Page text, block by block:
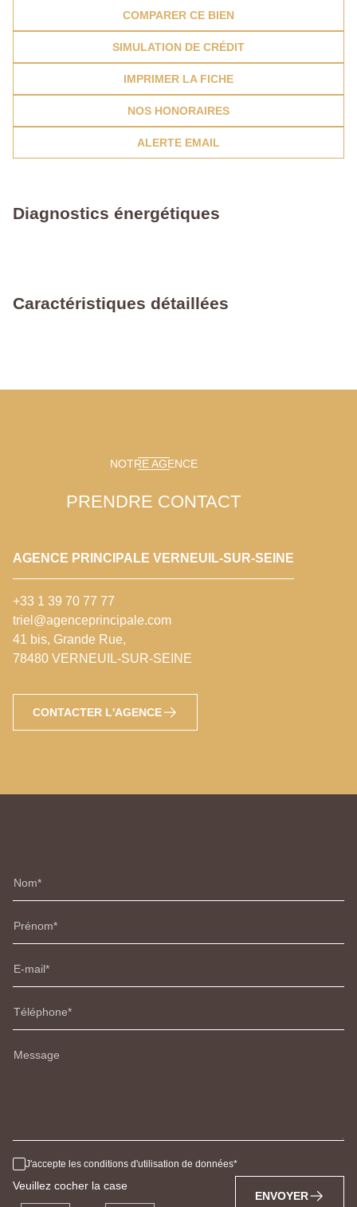
COMPARER CE BIEN
SIMULATION DE CRÉDIT
IMPRIMER LA FICHE
NOS HONORAIRES
ALERTE EMAIL
Diagnostics énergétiques
Caractéristiques détaillées
NOTRE AGENCE
PRENDRE CONTACT
AGENCE PRINCIPALE VERNEUIL-SUR-SEINE
+33 1 39 70 77 77
triel@agenceprincipale.com
41 bis, Grande Rue,
78480 VERNEUIL-SUR-SEINE
CONTACTER L'AGENCE
Nom
Prénom
E-mail
Téléphone
Message
J'accepte les conditions d'utilisation de données
Veuillez cocher la case
ENVOYER